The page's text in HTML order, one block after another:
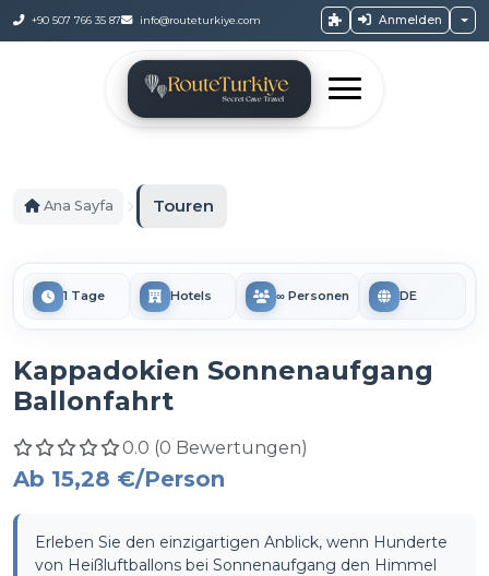
+90 507 766 35 87 info@routeturkiye.com Anmelden
Ana Sayfa Touren
1 Tage Hotels ∞ Personen DE
Kappadokien Sonnenaufgang
Ballonfahrt
0.0 (0 Bewertungen)
Ab 15,28 €/Person
Erleben Sie den einzigartigen Anblick, wenn Hunderte
von Heißluftballons bei Sonnenaufgang den Himmel